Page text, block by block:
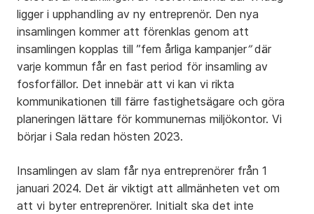
ligger i upphandling av ny entreprenör. Den nya
insamlingen kommer att förenklas genom att
insamlingen kopplas till ”fem årliga kampanjer”där
varje kommun får en fast period för insamling av
fosforfällor. Det innebär att vi kan vi rikta
kommunikationen till färre fastighetsägare och göra
planeringen lättare för kommunernas miljökontor. Vi
börjar i Sala redan hösten 2023.
Insamlingen av slam får nya entreprenörer från 1
januari 2024. Det är viktigt att allmänheten vet om
att vi byter entreprenörer. Initialt ska det inte